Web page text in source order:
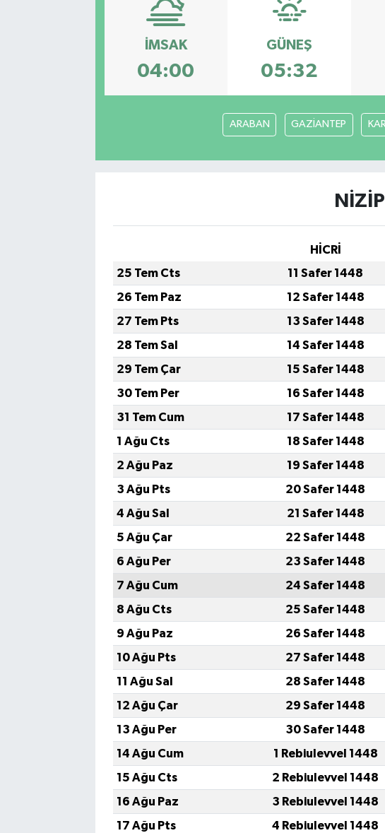
İMSAK
04:00
GÜNEŞ
05:32
ARABAN GAZİANTEP
HİCRİ
25 Tem Cts
11 Safer 1448
26 Tem Paz
12 Safer 1448
27 Tem Pts
13 Safer 1448
28 Tem Sal
14 Safer 1448
29 Tem Çar
15 Safer 1448
30 Tem Per
16 Safer 1448
31 Tem Cum
17 Safer 1448
1 Ağu Cts
18 Safer 1448
2 Ağu Paz
19 Safer 1448
3 Ağu Pts
20 Safer 1448
4 Ağu Sal
21 Safer 1448
5 Ağu Çar
22 Safer 1448
6 Ağu Per
23 Safer 1448
7 Ağu Cum
24 Safer 1448
8 Ağu Cts
25 Safer 1448
9 Ağu Paz
26 Safer 1448
10 Ağu Pts
27 Safer 1448
11 Ağu Sal
28 Safer 1448
12 Ağu Çar
29 Safer 1448
13 Ağu Per
30 Safer 1448
14 Ağu Cum
1 Rebiulevvel 1448
15 Ağu Cts
2 Rebiulevvel 1448
16 Ağu Paz
3 Rebiulevvel 1448
17 Ağu Pts
4 Rebiulevvel 1448